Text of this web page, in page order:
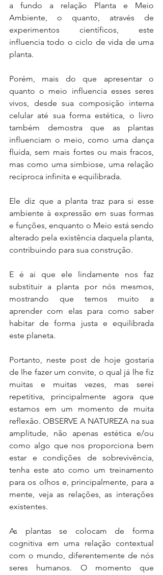
a fundo a relação Planta e Meio
Ambiente, o quanto, através de
experimentos científicos, este
influencia todo o ciclo de vida de uma
planta.
Porém, mais do que apresentar o
quanto o meio influencia esses seres
vivos, desde sua composição interna
celular até sua forma estética, o livro
também demostra que as plantas
influenciam o meio, como uma dança
fluida, sem mais fortes ou mais fracos,
mas como uma simbiose, uma relação
recíproca infinita e equilibrada.
Ele diz que a planta traz para si esse
ambiente à expressão em suas formas
e funções, enquanto o Meio está sendo
alterado pela existência daquela planta,
contribuindo para sua construção.
E é ai que ele lindamente nos faz
substituir a planta por nós mesmos,
mostrando que temos muito a
aprender com elas para como saber
habitar de forma justa e equilibrada
este planeta.
Portanto, neste post de hoje gostaria
de lhe fazer um convite, o qual já lhe fiz
muitas e muitas vezes, mas serei
repetitiva, principalmente agora que
estamos em um momento de muita
reflexão. OBSERVE A NATUREZA na sua
amplitude, não apenas estética e/ou
como algo que nos proporciona bem
estar e condições de sobrevivência,
tenha este ato como um treinamento
para os olhos e, principalmente, para a
mente, veja as relações, as interações
existentes.
As plantas se colocam de forma
cognitiva em uma relação contextual
com o mundo, diferentemente de nós
seres humanos. O momento que